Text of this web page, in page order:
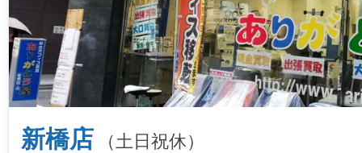
新橋店 （土日祝休）